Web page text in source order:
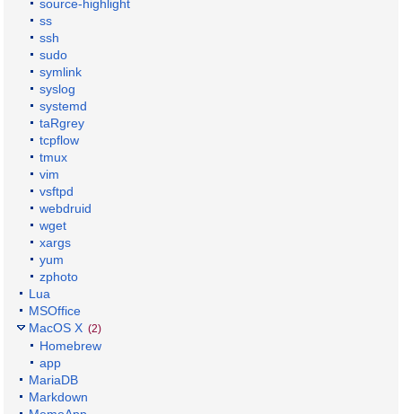
source-highlight
ss
ssh
sudo
symlink
syslog
systemd
taRgrey
tcpflow
tmux
vim
vsftpd
webdruid
wget
xargs
yum
zphoto
Lua
MSOffice
MacOS X (2)
Homebrew
app
MariaDB
Markdown